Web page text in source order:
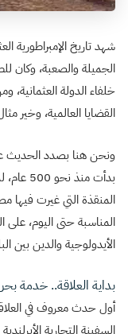
شهد تاريخ الإمبراطورية
الجميلة والصعبة، وكان
خلفاء الدولة العثمانية،
القضايا العالمية، وخير
ونحن هنا بصدد الحديث عن
بدأت
المنقذة التي غيرت فيها
المناسبة حتى اليوم،
الأيدولوجية والدين بين
بداية العلاقة.. خدمة
أول حدث معروف في العلاقات
السفينة التجارية